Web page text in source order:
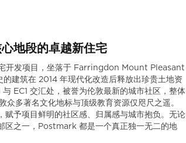
地段的卓越新住宅
开发项目，坐落于 Farringdon Mount Pleasant
建筑在 2014 年现代化改造后释放出珍贵土地资
EC1 交汇处，被誉为伦敦最新的城市社区，整体
多著名文化地标与顶级教育资源仅咫尺之遥。
予项目鲜明的社区感、归属感与城市抱负。无论
区之一，Postmark 都是一个真正独一无二的地